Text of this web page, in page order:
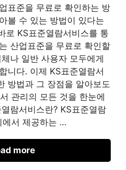
표준을 무료로 확인하는 방
볼 수 있는 방법이 있다는
로 KS표준열람서비스를 통
산업표준을 무료로 확인할
나 일반 사용자 모두에게
니다. 이제 KS표준열람서
방법과 그 장점을 알아보도
관리의 모든 것을 한눈에
람서비스란? KS표준열람
에서 제공하는 …
more